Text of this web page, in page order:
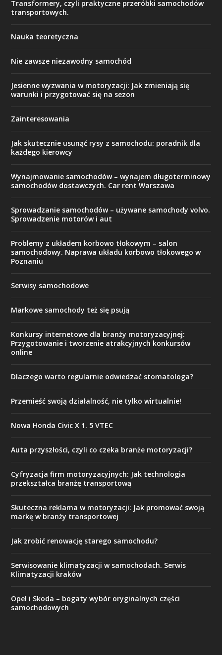
Transformery, czyli praktyczne przeróbki samochodów
transportowych.
Nauka teoretyczna
Nie zawsze niezawodny samochód
Jesienne wyzwania w motoryzacji: Jak zmieniają się
warunki i przygotować się na sezon
Zainteresowania
Jak skutecznie usunąć rysy z samochodu: poradnik dla
każdego kierowcy
Wynajmowanie samochodów – wynajem długoterminowy
samochodów dostawczych. Car rent Warszawa
Sprowadzanie samochodów – używane samochody volvo.
Sprowadzenie motorów i aut
Problemy z układem korbowo tłokowym – salon
samochodowy. Naprawa układu korbowo tłokowego w
Poznaniu
Serwisy samochodowe
Markowe samochody też się psują
Konkursy internetowe dla branży motoryzacyjnej:
Przygotowanie i tworzenie atrakcyjnych konkursów
online
Dlaczego warto regularnie odwiedzać stomatologa?
Przemieść swoją działalność, nie tylko wirtualnie!
Nowa Honda Civic X 1. 5 VTEC
Auta przyszłości, czyli co czeka branże motoryzacji?
Cyfryzacja firm motoryzacyjnych: Jak technologia
przekształca branżę transportową
Skuteczna reklama w motoryzacji: Jak promować swoją
markę w branży transportowej
Jak zrobić renowację starego samochodu?
Serwisowanie klimatyzacji w samochodach. Serwis
Klimatyzacji kraków
Opel i Skoda – bogaty wybór oryginalnych części
samochodowych